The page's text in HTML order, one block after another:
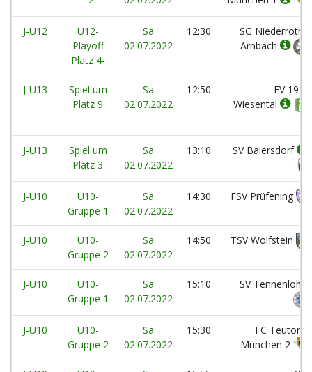
J-U12
U12-
Playoff
Platz 4-
Sa
02.07.2022
12:30
SG Niederroth /
Arnbach
J-U13
Spiel um
Platz 9
Sa
02.07.2022
12:50
FV 1912
Wiesental
J-U13
Spiel um
Platz 3
Sa
02.07.2022
13:10 SV Baiersdorf
J-U10
U10-
Gruppe 1
Sa
02.07.2022
14:30 FSV Prüfening
J-U10
U10-
Gruppe 2
Sa
02.07.2022
14:50 TSV Wolfstein
J-U10
U10-
Gruppe 1
Sa
02.07.2022
15:10 SV Tennenlohe
J-U10
U10-
Gruppe 2
Sa
02.07.2022
15:30
FC Teutonia
München 2